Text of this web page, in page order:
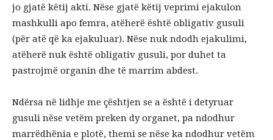
jo gjatë këtij akti. Nëse gjatë këtij veprimi ejakulon
mashkulli apo femra, atëherë është obligativ gusuli
(për atë që ka ejakuluar). Nëse nuk ndodh ejakulimi,
atëherë nuk është obligativ gusuli, por duhet ta
pastrojmë organin dhe të marrim abdest.
Ndërsa në lidhje me çështjen se a është i detyruar
gusuli nëse vetëm preken dy organet, pa ndodhur
marrëdhënia e plotë, themi se nëse ka ndodhur vetëm